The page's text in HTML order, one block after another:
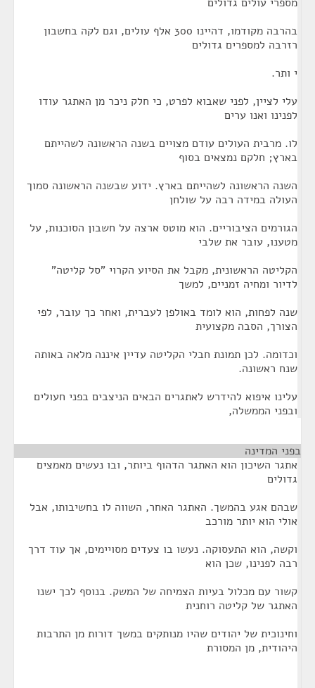
בהרבה מקודמו, דהיינו 300 אלף עולים, וגם לקה בחשבון
רזרבה למספרים גדולים
י ותר.
עלי לציין, לפני שאבוא לפרט, כי חלק ניכר מן האתגר עודו
לפנינו ואנו ערים
לו. מרבית העולים עודם מצויים בשנה הראשונה לשהייתם
בארץ; חלקם נמצאים בסוף
השנה הראשונה לשהייתם בארץ. ידוע שבשנה הראשונה סמוך
העולה במידה רבה על שולחן
הגורמים הציבוריים. הוא מוטס ארצה על חשבון הסוכנות, על
מטענו, עובר את שלבי
הקליטה הראשונית, מקבל את הסיוע הקרוי "סל קליטה"
לדיור ומחיה זמניים, למשך
שנה לפחות, הוא לומד באולפן לעברית, ואחר כך עובר, לפי
הצורך, הסבה מקצועית
וכדומה. לכן תמונת חבלי הקליטה עדיין איננה מלאה באותה
שנח ראשונה.
עלינו איפוא להידרש לאתגרים הבאים הניצבים בפני חעולים
ובפני הממשלה,
בפני המדינה
אתגר השיכון הוא האתגר הדהוף ביותר, ובו נעשים מאמצים
גדולים
שבהם אגע בהמשך. האתגר האחר, השווה לו בחשיבותו, אבל
אולי הוא יותר מורכב
וקשה, הוא התעסוקה. נעשו בו צעדים מסויימים, אך עוד דרך
רבה לפנינו, שכן הוא
קשור עם מכלול בעיות הצמיחה של המשק. בנוסף לכך ישנו
האתגר של קליטה רוחנית
וחינוכית של יהודים שהיו מנותקים במשך דורות מן התרבות
היהודית, מן המסורת